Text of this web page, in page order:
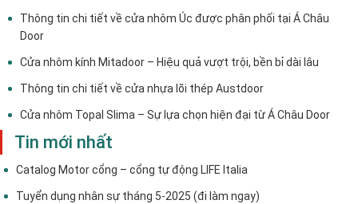
Thông tin chi tiết về cửa nhôm Úc được phân phối tại Á Châu
Door
Cửa nhôm kính Mitadoor – Hiệu quả vượt trội, bền bỉ dài lâu
Thông tin chi tiết về cửa nhựa lõi thép Austdoor
Cửa nhôm Topal Slima – Sự lựa chọn hiện đại từ Á Châu Door
Tin mới nhất
Catalog Motor cổng – cổng tự động LIFE Italia
Tuyển dụng nhân sự tháng 5-2025 (đi làm ngay)